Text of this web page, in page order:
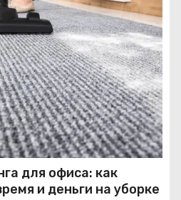
для офиса: как
и деньги на уборке